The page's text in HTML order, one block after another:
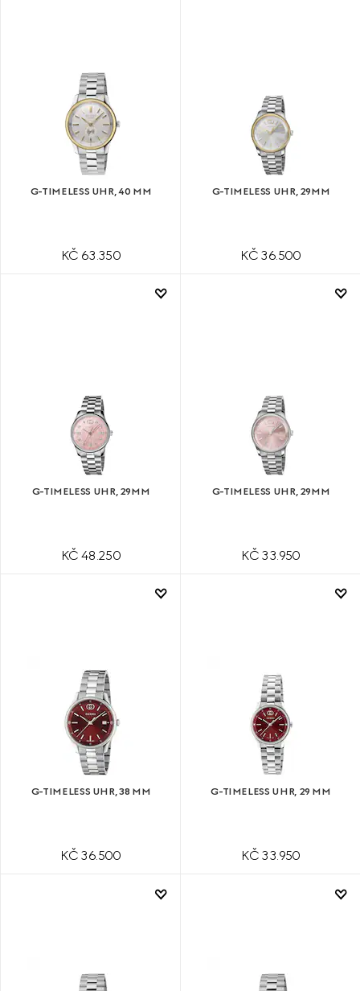
G-TIMELESS UHR, 40 MM
KČ 63.350
G-TIMELESS UHR, 29MM
KČ 36.500
G-TIMELESS UHR, 29MM
KČ 48.250
G-TIMELESS UHR, 29MM
KČ 33.950
G-TIMELESS UHR, 38 MM
KČ 36.500
G-TIMELESS UHR, 29 MM
KČ 33.950